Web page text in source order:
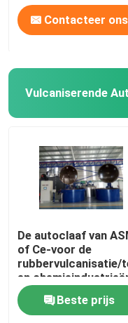
Contacteer ons
Vulcaniserende
De autoclaaf van
of Ce-voor de
rubbervulcanisatie/
en
Beste prijs